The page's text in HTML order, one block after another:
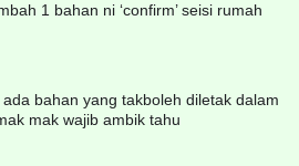
1 bahan ni ‘confirm’ seisi rumah
ada bahan yang takboleh diletak dalam
mak wajib ambik tahu